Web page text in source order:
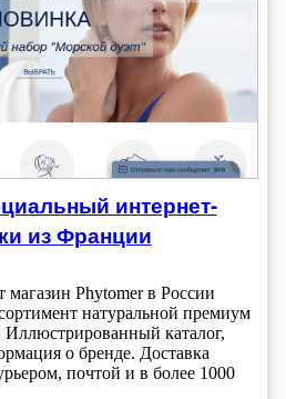
интернет-
из Франции
Phytomer в России
натуральной премиум
каталог,
о бренде. Доставка
почтой и в более 1000